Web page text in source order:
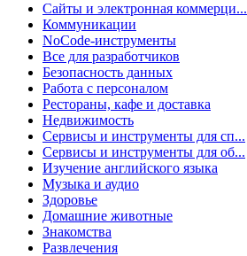
Сайты и электронная коммерци...
Коммуникации
NoCode-инструменты
Все для разработчиков
Безопасность данных
Работа с персоналом
Рестораны, кафе и доставка
Недвижимость
Сервисы и инструменты для сп...
Сервисы и инструменты для об...
Изучение английского языка
Музыка и аудио
Здоровье
Домашние животные
Знакомства
Развлечения